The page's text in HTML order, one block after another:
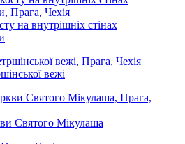
на внутрішніх стінах
вежі
Святого Мікулаша